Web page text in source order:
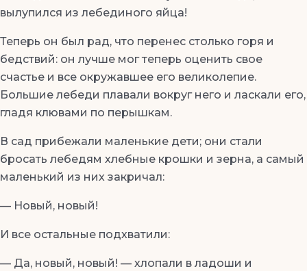
вылупился из лебединого яйца!
Теперь он был рад, что перенес столько горя и
бедствий: он лучше мог теперь оценить свое
счастье и все окружавшее его великолепие.
Большие лебеди плавали вокруг него и ласкали его,
гладя клювами по перышкам.
В сад прибежали маленькие дети; они стали
бросать лебедям хлебные крошки и зерна, а самый
маленький из них закричал:
— Новый, новый!
И все остальные подхватили:
— Да, новый, новый! — хлопали в ладоши и